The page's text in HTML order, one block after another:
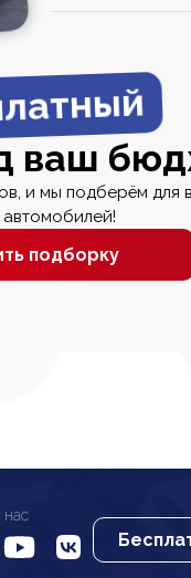
ваш
и мы подберём для
подборку
нас